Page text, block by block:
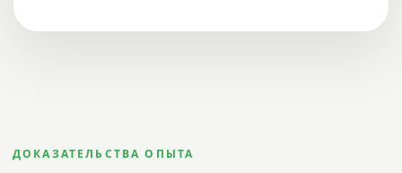
ДОКАЗАТЕЛЬСТВА ОПЫТА